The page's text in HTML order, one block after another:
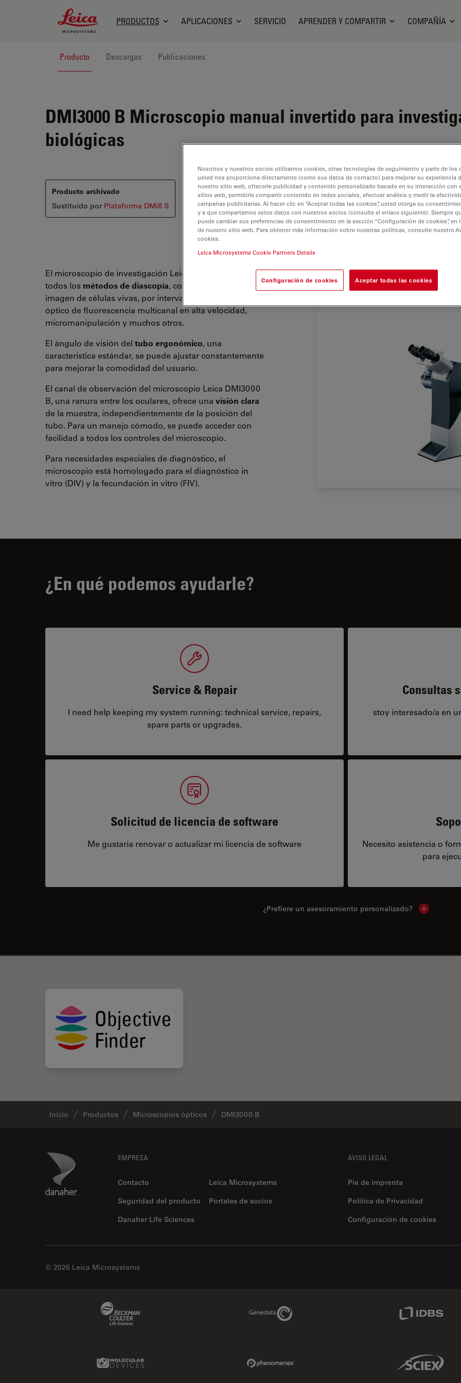
Leica Microsystems Logo
PRODUCTOS APLICACIONES SERVICIO APRENDER Y COMPARTIR COMPAÑÍA
Producto Descargas Publicaciones
DMI3000 B Microscopio manual invertido para
biológicas
Producto archivado
Sustituido por Plataforma DMi8 S
El microscopio de investigación Leica DMI3000 B admite
todos los métodos de diascopía, como fluorescencia,
imagen de células vivas, por intervalos, seccionamiento
óptico de fluorescencia multicanal en alta velocidad,
micromanipulación y muchos otros.
El ángulo de visión del tubo ergonómico, una
característica estándar, se puede ajustar constantemente
para mejorar la comodidad del usuario.
El canal de observación del microscopio Leica DMI3000
B, una ranura entre los oculares, ofrece una visión clara
de la muestra, independientemente de la posición del
tubo. Para un manejo cómodo, se puede acceder con
facilidad a todos los controles del microscopio.
Para necesidades especiales de diagnóstico, el
microscopio está homologado para el diagnóstico in
vitro (DIV) y la fecundación in vitro (FIV).
¿En qué podemos ayudarle?
Service & Repair
I need help keeping my system running: technical service, repairs,
spare parts or upgrades.
Consultas
stoy interesado/a en
Solicitud de licencia de software
Me gustaría renovar o actualizar mi licencia de software
Necesito asistencia o
para
¿Prefiere un asesoramiento personalizado? Show local
Inicio Productos Microscopios ópticos DMI3000 B
Danaher Logo EMPRESA
Contacto
Leica Microsystems
Seguridad del producto
Portales de socios
Danaher Life Sciences
AVISO LEGAL
Pie de imprenta
Politica de Privacidad
Configuración de cookies
© 2026 Leica Microsystems
Genedata Link
Molecular Devices Link Sciex Link
Nosotros y nuestros socios utilizamos cookies, otras tecnologías de seguimiento y parte de los
usted nos proporciona directamente (como sus datos de contacto) para mejorar su experiencia
nuestro sitio web, ofrecerle publicidad y contenido personalizado basado en su interacción con
sitios web, permitirle compartir contenido en redes sociales, efectuar análisis y medir la
campañas publicitarias. Al hacer clic en “Aceptar todas las cookies”, usted otorga su
y a que compartamos estos datos con nuestros socios (consulte el enlace siguiente). Siempre
puede cambiar sus preferencias de consentimiento en la sección “Configuración de cookies”, en
de nuestro sitio web. Para obtener más información sobre nuestras políticas, consulte nuestro
cookies.
Leica Microsystems Cookie Partners Details
Configuración de cookies Aceptar todas las cookies